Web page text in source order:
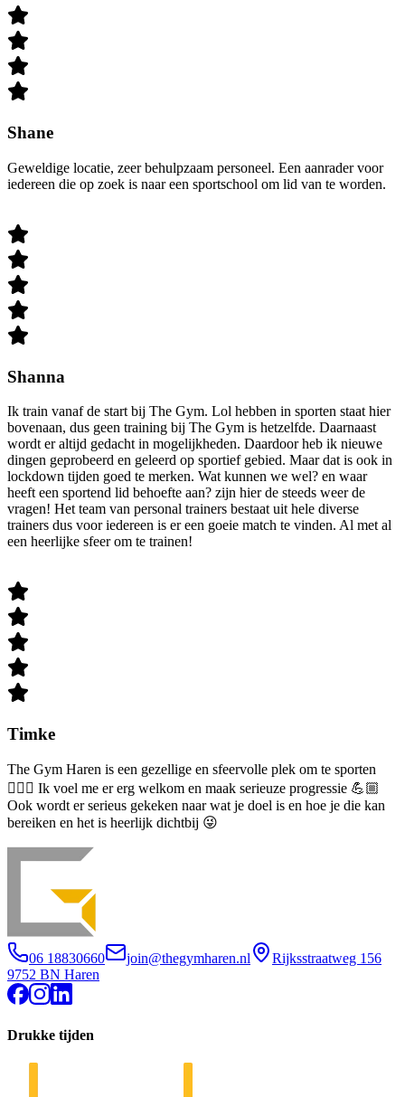
Shane
Geweldige locatie, zeer behulpzaam personeel. Een aanrader voor
iedereen die op zoek is naar een sportschool om lid van te worden.
Shanna
Ik train vanaf de start bij The Gym. Lol hebben in sporten staat hier
bovenaan, dus geen training bij The Gym is hetzelfde. Daarnaast
wordt er altijd gedacht in mogelijkheden. Daardoor heb ik nieuwe
dingen geprobeerd en geleerd op sportief gebied. Maar dat is ook in
lockdown tijden goed te merken. Wat kunnen we wel? en waar
heeft een sportend lid behoefte aan? zijn hier de steeds weer de
vragen! Het team van personal trainers bestaat uit hele diverse
trainers dus voor iedereen is er een goeie match te vinden. Al met al
een heerlijke sfeer om te trainen!
Timke
The Gym Haren is een gezellige en sfeervolle plek om te sporten
🏋🏼‍♀️ Ik voel me er erg welkom en maak serieuze progressie 💪🏼
Ook wordt er serieus gekeken naar wat je doel is en hoe je die kan
bereiken en het is heerlijk dichtbij 😜
06 18830660 join@thegymharen.nl
Rijksstraatweg 156
9752 BN Haren
Drukke tijden